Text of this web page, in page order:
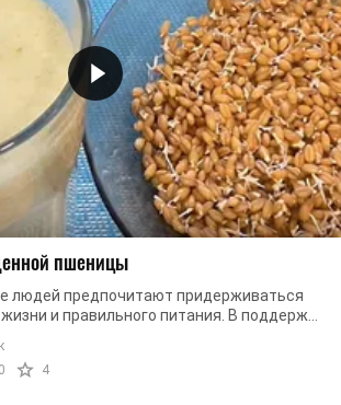
пшеницы
людей предпочитают придерживаться
и правильного питания. В поддержку
смузи, основой ...
4